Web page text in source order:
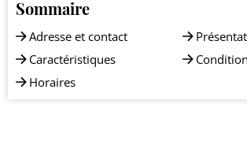
Sommaire
Adresse et contact
Caractéristiques
Horaires